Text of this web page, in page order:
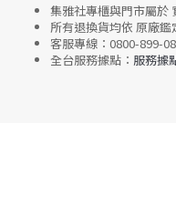
集雅社專櫃與門市屬於
所有退換貨均依 原廠鑑
客服專線： 0800-899-
全台服務據點： 服務據